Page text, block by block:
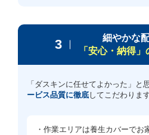
3
細やかな
「安心・納得
「ダスキンに任せてよかった」と
ービス品質に徹底してこだわります
・作業エリアは養生カバーでお